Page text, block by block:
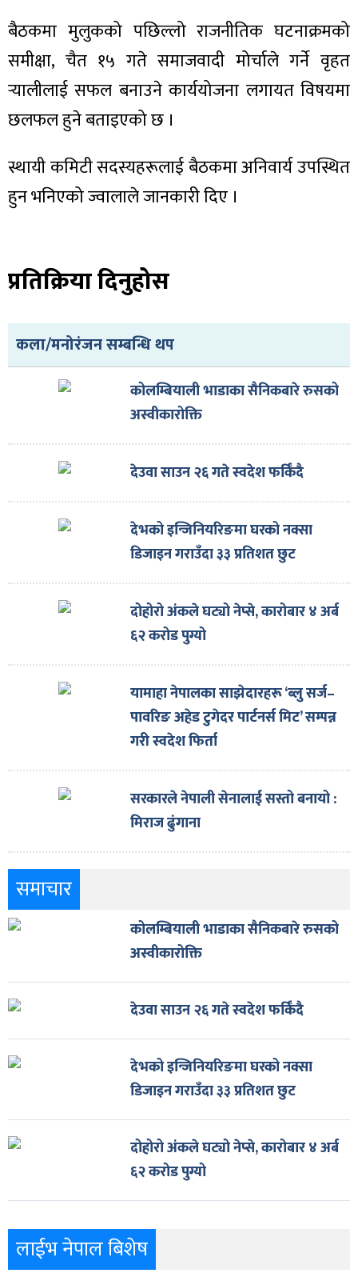
बैठकमा मुलुकको पछिल्लो राजनीतिक घटनाक्रमको
समीक्षा, चैत १५ गते समाजवादी मोर्चाले गर्ने वृहत
र्‍यालीलाई सफल बनाउने कार्ययोजना लगायत विषयमा
छलफल हुने बताइएको छ ।
स्थायी कमिटी सदस्यहरूलाई बैठकमा अनिवार्य उपस्थित
हुन भनिएको ज्वालाले जानकारी दिए ।
प्रतिक्रिया दिनुहोस
कला/मनोरंजन सम्बन्धि थप
कोलम्बियाली भाडाका सैनिकबारे रुसको
अस्वीकारोक्ति
देउवा साउन २६ गते स्वदेश फर्किँदै
देभको इन्जिनियरिङमा घरको नक्सा
डिजाइन गराउँदा ३३ प्रतिशत छुट
दोहोरो अंकले घट्यो नेप्से, कारोबार ४ अर्ब
६२ करोड पुग्यो
यामाहा नेपालका साझेदारहरू ‘ब्लु सर्ज–
पावरिङ अहेड टुगेदर पार्टनर्स मिट’ सम्पन्न
गरी स्वदेश फिर्ता
सरकारले नेपाली सेनालाई सस्तो बनायो :
मिराज ढुंगाना
समाचार
कोलम्बियाली भाडाका सैनिकबारे रुसको
अस्वीकारोक्ति
देउवा साउन २६ गते स्वदेश फर्किँदै
देभको इन्जिनियरिङमा घरको नक्सा
डिजाइन गराउँदा ३३ प्रतिशत छुट
दोहोरो अंकले घट्यो नेप्से, कारोबार ४ अर्ब
६२ करोड पुग्यो
लाईभ नेपाल बिशेष